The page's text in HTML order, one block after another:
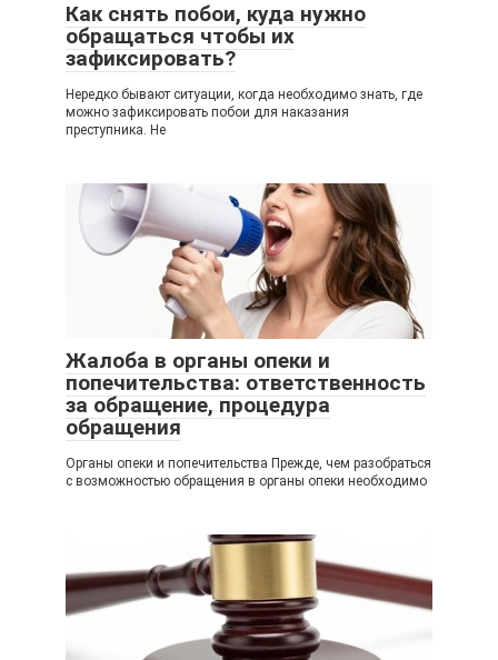
Как снять побои, куда нужно
обращаться чтобы их
зафиксировать?
Нередко бывают ситуации, когда необходимо знать, где
можно зафиксировать побои для наказания
преступника. Не
Жалоба в органы опеки и
попечительства: ответственность
за обращение, процедура
обращения
Органы опеки и попечительства Прежде, чем разобраться
с возможностью обращения в органы опеки необходимо